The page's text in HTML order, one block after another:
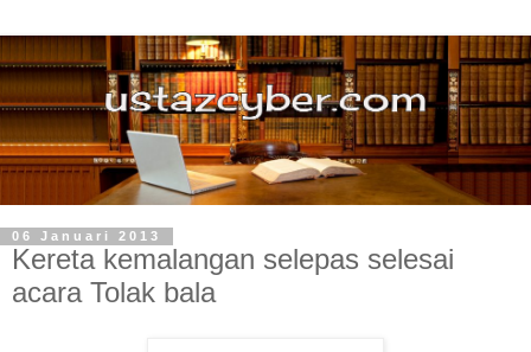
06 Januari 2013
Kereta kemalangan selepas selesai
acara Tolak bala